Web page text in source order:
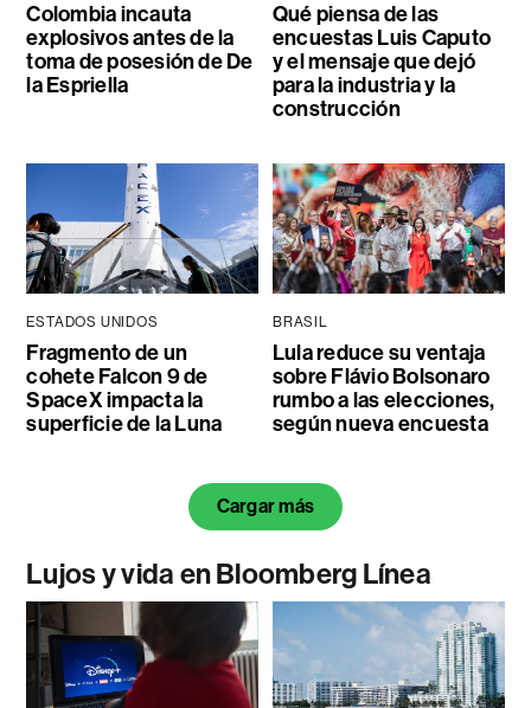
Colombia incauta
explosivos antes de la
toma de posesión de De
la Espriella
Qué piensa de las
encuestas Luis Caputo
y el mensaje que dejó
para la industria y la
construcción
ESTADOS UNIDOS
Fragmento de un
cohete Falcon 9 de
SpaceX impacta la
superficie de la Luna
BRASIL
Lula reduce su ventaja
sobre Flávio Bolsonaro
rumbo a las elecciones,
según nueva encuesta
Cargar más
Lujos y vida en Bloomberg Línea